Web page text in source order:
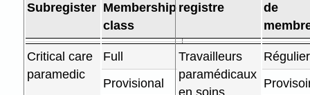
Subregister Membership
class
Critical care
paramedic
Full
Provisional
registre
de
Travailleurs
paramédicaux